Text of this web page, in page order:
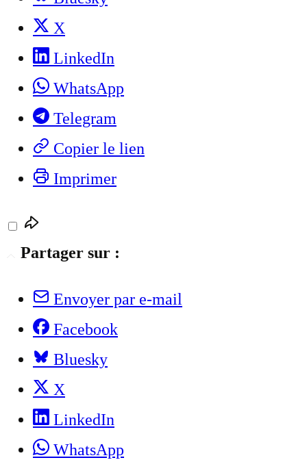
X
LinkedIn
WhatsApp
Telegram
Copier le lien
Imprimer
Partager sur :
Envoyer par e-mail
Facebook
Bluesky
X
LinkedIn
WhatsApp